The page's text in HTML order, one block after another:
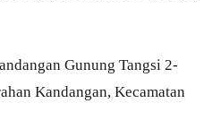
Gunung Tangsi 2-
Kandangan, Kecamatan